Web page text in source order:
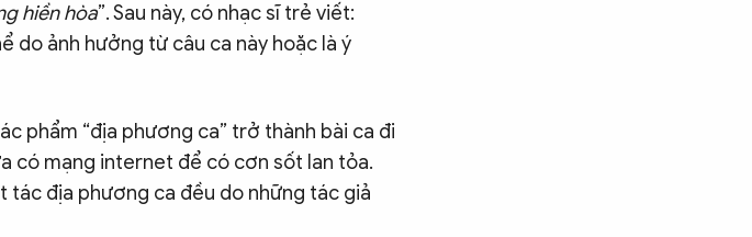
hiền hòa”. Sau này, có nhạc sĩ trẻ viết:
do ảnh hưởng từ câu ca này hoặc là ý
phẩm “địa phương ca” trở thành bài ca đi
có mạng internet để có cơn sốt lan tỏa.
tác địa phương ca đều do những tác giả